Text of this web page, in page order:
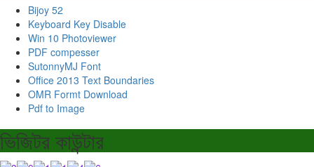
Bijoy 52
Keyboard Key Disable
Win 10 Photoviewer
PDF compesser
SutonnyMJ Font
Office 2013 Text Boundaries
OMR Formt Download
Pdf to Image
ভিজিটর কাউন্টার